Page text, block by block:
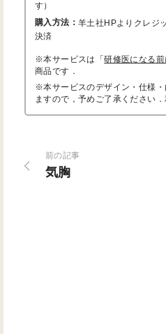
す）
購入方法： 羊土社HPよりクレジ
決済
※本サービスは「研修医になる
商品です．
※本サービスのデザイン・仕様
ますので，予めご了承ください
前の記事
気胸